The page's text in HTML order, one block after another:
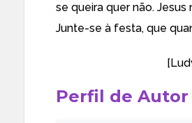
se queira quer não. Jesus
Junte-se à festa, que
[
Perfil de Autor